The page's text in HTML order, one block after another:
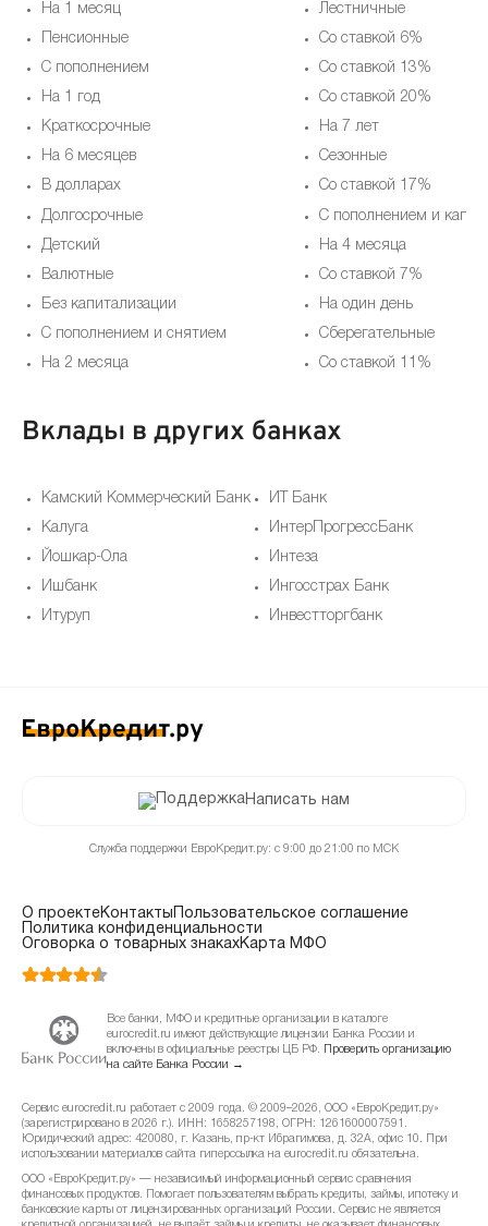
На 1 месяц
Пенсионные
С пополнением
На 1 год
Краткосрочные
На 6 месяцев
В долларах
Долгосрочные
Детский
Валютные
Без капитализации
С пополнением и снятием
На 2 месяца
Лестничные
Со ставкой 6%
Со ставкой 13%
Со ставкой 20%
На 7 лет
Cезонные
Со ставкой 17%
С пополнением и
На 4 месяца
Со ставкой 7%
На один день
Сберегательные
Со ставкой 11%
Вклады в других банках
Камский Коммерческий Банк
Калуга
Йошкар-Ола
Ишбанк
Итуруп
ИТ Банк
ИнтерПрогрессБанк
Интеза
Ингосстрах Банк
Инвестторгбанк
Написать нам
Служба поддержки ЕвроКредит.ру: с 9:00 до 21:00 по МСК
О проектеКонтакты Пользовательское соглашение
Политика конфиденциальности
Оговорка о товарных знакахКарта МФО
Все банки, МФО и кредитные организации в каталоге
eurocredit.ru имеют действующие лицензии Банка России и
включены в официальные реестры ЦБ РФ.
Проверить организацию
на сайте Банка России →
Сервис eurocredit.ru работает с 2009 года. © 2009–2026, ООО «ЕвроКредит.ру»
(зарегистрировано в 2026 г.). ИНН: 1658257198, ОГРН: 1261600007591.
Юридический адрес: 420080, г. Казань, пр-кт Ибрагимова, д. 32А, офис 10. При
использовании материалов сайта гиперссылка на eurocredit.ru обязательна.
ООО «ЕвроКредит.ру» — независимый информационный сервис сравнения
финансовых продуктов. Помогает пользователям выбрать кредиты, займы, ипотеку и
банковские карты от лицензированных организаций России. Сервис не является